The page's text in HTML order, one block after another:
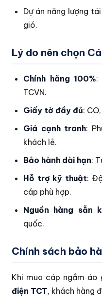
Dự án năng lượng
gió.
Lý do nên chọn
Chính hãng 100%:
TCVN.
Giấy tờ đầy đủ:
Giá cạnh tranh:
khách lẻ.
Bảo hành dài hạn:
Hỗ trợ kỹ thuật:
cáp phù hợp.
Nguồn hàng sẵn
quốc.
Chính sách bảo
Khi mua cáp ngầm
điện TCT, khách hàng